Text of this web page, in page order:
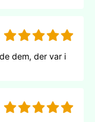
dem, der var i